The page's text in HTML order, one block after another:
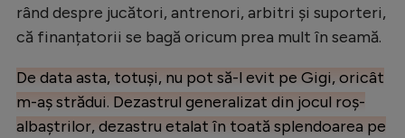
rând despre jucători, antrenori, arbitri și suporteri,
că finanțatorii se bagă oricum prea mult în seamă.
De data asta, totuși, nu pot să-l evit pe Gigi, oricât
m-aș strădui. Dezastrul generalizat din jocul roș-
albaștrilor, dezastru etalat în toată splendoarea pe